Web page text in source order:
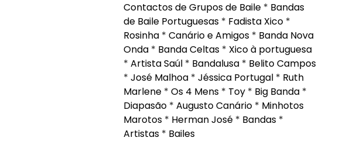
Contactos de Grupos de Baile * Bandas
de Baile Portuguesas * Fadista Xico *
Rosinha * Canário e Amigos * Banda Nova
Onda * Banda Celtas * Xico à portuguesa
* Artista Saúl * Bandalusa * Belito Campos
* José Malhoa * Jéssica Portugal * Ruth
Marlene * Os 4 Mens * Toy * Big Banda *
Diapasão * Augusto Canário * Minhotos
Marotos * Herman José * Bandas *
Artistas * Bailes